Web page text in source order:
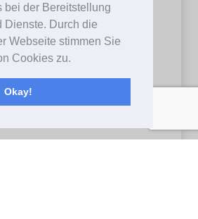
bei der Bereitstellung
Dienste. Durch die
Webseite stimmen Sie
Cookies zu.
Okay!